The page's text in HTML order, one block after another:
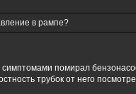
в рампе?
помирал
трубок от него